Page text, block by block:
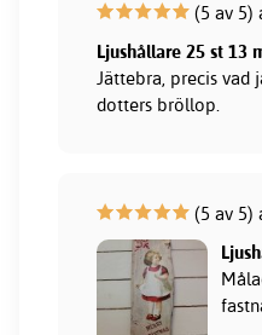
(5 av 5)
Ljushållare 25 st 13
Jättebra, precis
dotters bröllop.
(5 av 5)